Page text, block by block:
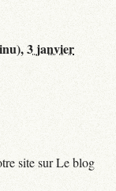
3 janvier
site sur Le blog